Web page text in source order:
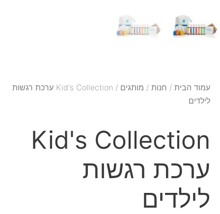
עמוד הבית / חנות / מותגים
/ Kid's Collection ערכת רגשות
לילדים
Kid's Collection
ערכת רגשות
לילדים